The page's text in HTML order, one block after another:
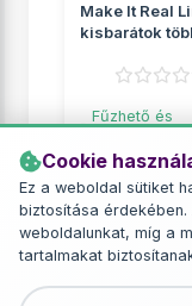
Cookie
Ez a weboldal sütiket
biztosítása érdekében.
weboldalunkat, míg a
tartalmakat
Make It Real
kisbarátok
Fűzhető és
2 049 Ft
RÉSZLETEK